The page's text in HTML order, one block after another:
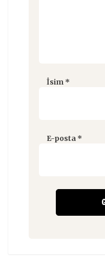
İsim *
E-posta *